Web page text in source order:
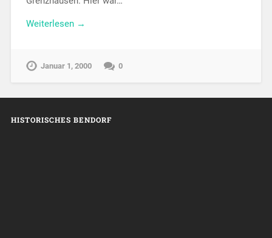
Weiterlesen →
Januar 1, 2000 0
HISTORISCHES BENDORF